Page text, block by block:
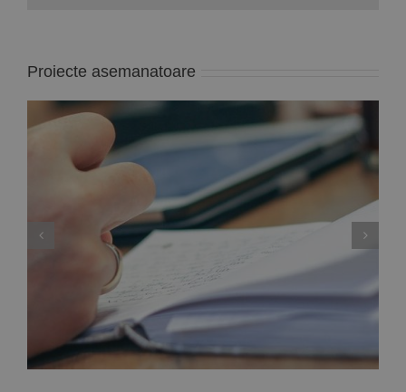
Proiecte asemanatoare
Curs ”Tehnici ABA în tulburările de spectru
autist” – Iasi, Aprilie – Mai 2020